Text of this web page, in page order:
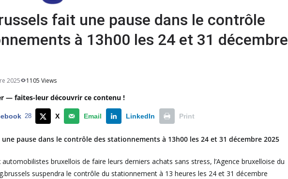
fait une pause dans le contrôle
à 13h00 les 24 et 31 décembre
2025 1105 Views
— faites-leur découvrir ce contenu !
28 X Email LinkedIn Print
pause dans le contrôle des stationnements à 13h00 les 24 et 31 décembre 2025
bruxellois de faire leurs derniers achats sans stress, l’Agence bruxelloise du
suspendra le contrôle du stationnement à 13 heures les 24 et 31 décembre